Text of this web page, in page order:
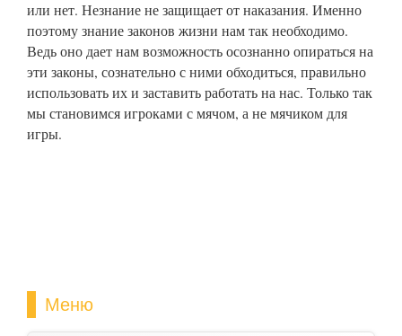
или нет. Незнание не защищает от наказания. Именно
поэтому знание законов жизни нам так необходимо.
Ведь оно дает нам возможность осознанно опираться на
эти законы, сознательно с ними обходиться, правильно
использовать их и заставить работать на нас. Только так
мы становимся игроками с мячом, а не мячиком для
игры.
Меню